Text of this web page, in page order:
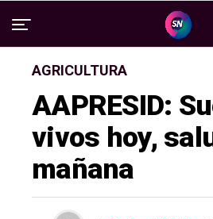
AGRICULTURA
AAPRESID:
vivos hoy,
mañana